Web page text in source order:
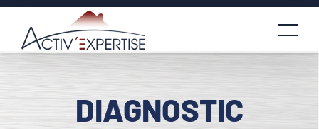
Passer
contenu
DIAGNOSTIC